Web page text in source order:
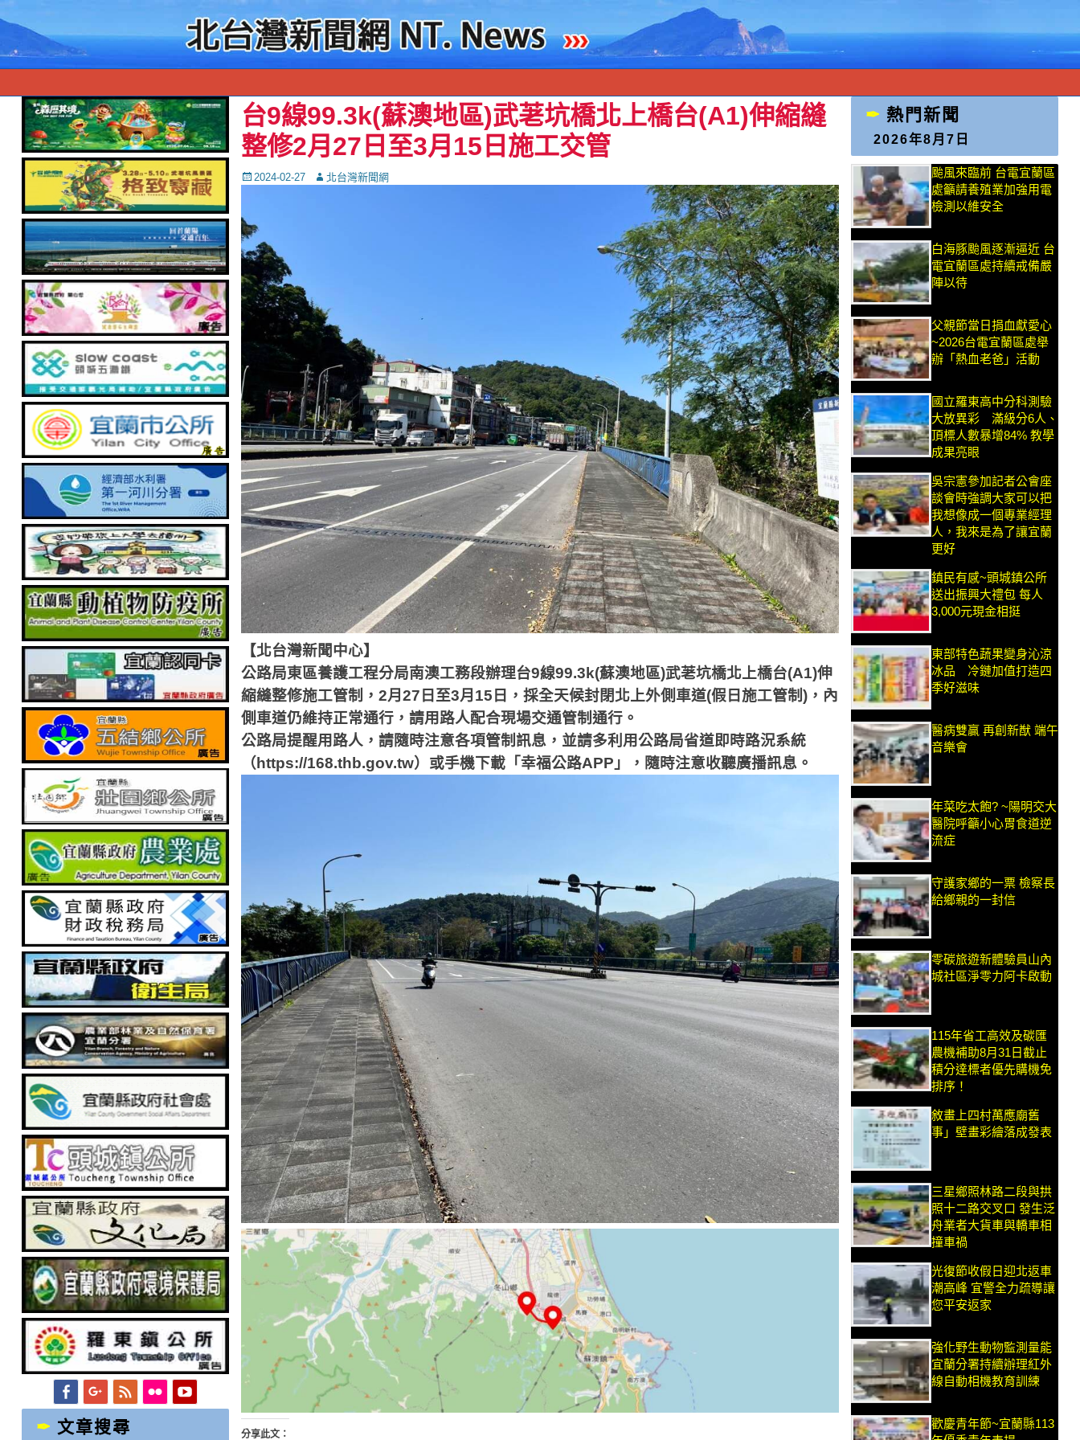
台9線99.3k(蘇澳地區)武荖坑橋北上橋台(A1)伸縮縫
整修2月27日至3月15日施工交管
Posted
2024-02-27 Autor北台灣新聞網
【北台灣新聞中心】
公路局東區養護工程分局南澳工務段辦理台9線99.3k(蘇澳地區)武荖坑橋北上橋台(A1)伸
縮縫整修施工管制， 2月 27 日至3月 15 日，採全天候封閉北上外側車道(假日施工管制)，內
側車道仍維持正常通行，請用路人配合現場交通管制通行。
公路局提醒用路人，請隨時注意各項管制訊息，並請多利用公路局省道即時路況系統
（ https://168.thb.gov.tw）或手機下載「幸福公路APP 」，隨時注意收聽廣播訊息。
分享此文：
熱門新聞
2026年8月7日
颱風來臨前 台電宜蘭區
處籲請養殖業加強用電
檢測以維安全
白海豚颱風逐漸逼近 台
電宜蘭區處持續戒備嚴
陣以待
父親節當日捐血獻愛心
~2026台電宜蘭區處舉
辦「熱血老爸」活動
國立羅東高中分科測驗
大放異彩 滿級分6人、
頂標人數暴增84% 教學
成果亮眼
吳宗憲參加記者公會座
談會時強調大家可以把
我想像成一個專業經理
人，我來是為了讓宜蘭
更好
鎮民有感~頭城鎮公所
送出振興大禮包 每人
3,000元現金相挺
東部特色蔬果變身沁涼
冰品 冷鏈加值打造四
季好滋味
醫病雙贏 再創新猷 端午
音樂會
年菜吃太飽? ~陽明交大
醫院呼籲小心胃食道逆
流症
守護家鄉的一票 檢察長
給鄉親的一封信
零碳旅遊新體驗員山內
城社區淨零力阿卡啟動
115年省工高效及碳匯
農機補助8月31日截止
積分達標者優先購機免
排序！
敘畫上四村萬應廟舊
事」壁畫彩繪落成發表
三星鄉照林路二段與拱
照十二路交叉口 發生泛
舟業者大貨車與轎車相
撞車禍
光復節收假日迎北返車
潮高峰 宜警全力疏導讓
您平安返家
強化野生動物監測量能
宜蘭分署持續辦理紅外
線自動相機教育訓練
歡慶青年節~宜蘭縣113
FacebookGoogleplus
FeedFlickrYouTube
文章搜尋